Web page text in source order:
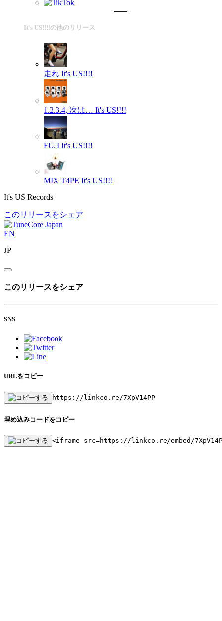
It's US!!!!の他のリリース
走れ It's US!!!!
1.2.3.4, 次は… It's US!!!!
FUJI It's US!!!!
MIX T4PE It's US!!!!
It's US Records
このリリースをシェア
EN
JP
このリリースをシェア
SNS
URLをコピー
https://linkco.re/7XpV14PP
埋め込みコードをコピー
<iframe src=https://linkco.re/embed/